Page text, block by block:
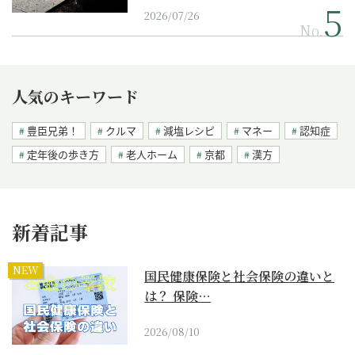
2026/07/26
No.
人気のキーワード
豊臣兄弟！ クルマ 減塩レシピ マネー
認知症
定年後の歩き方
老人ホーム 京都 漢方
新着記事
NEW
国民健康保険と社会保険の違いと
は？ 保険…
2026/08/10